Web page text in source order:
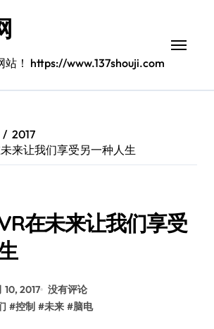
站！ https://www.137shouji.com
2017
来让我们享受另一种人生
在未来让我们享受
10, 2017 没有评论
#控制 #未来 #脑电